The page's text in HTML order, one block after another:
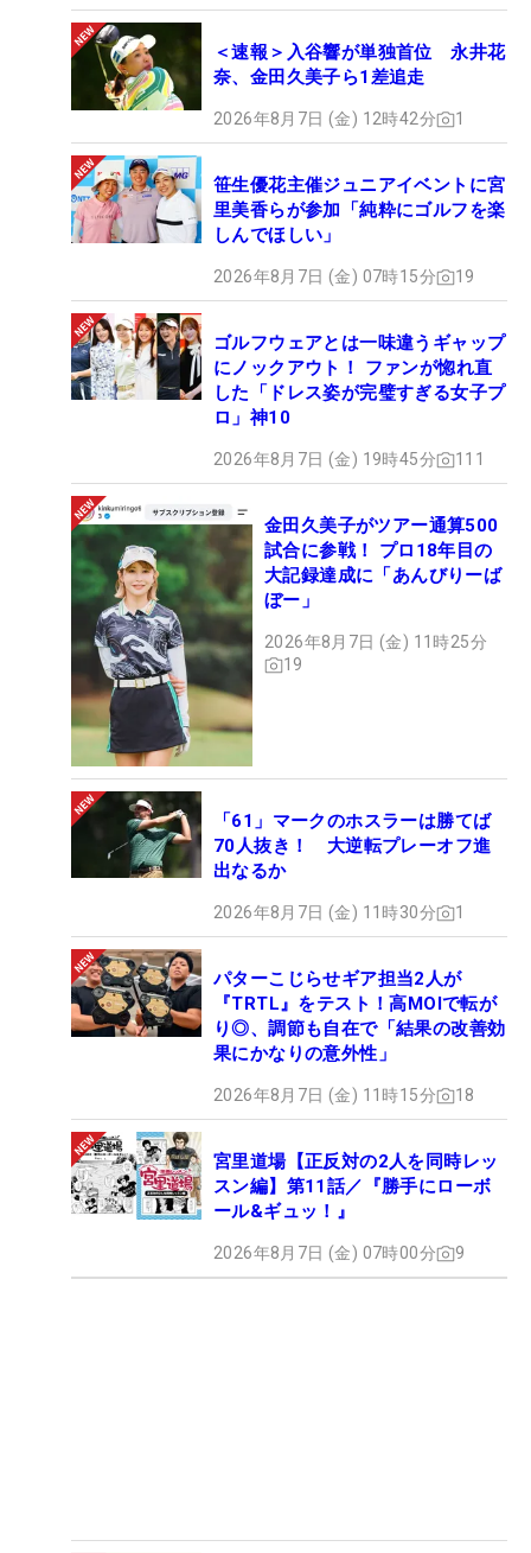
＜速報＞入谷響が単独首位 永井花
奈、金田久美子ら1差追走
2026年8月7日 (金) 12時42分 1
笹生優花主催ジュニアイベントに宮
里美香らが参加「純粋にゴルフを楽
しんでほしい」
2026年8月7日 (金) 07時15分 19
ゴルフウェアとは一味違うギャップ
にノックアウト！ ファンが惚れ直
した「ドレス姿が完璧すぎる女子プ
ロ」神10
2026年8月7日 (金) 19時45分 111
金田久美子がツアー通算500
試合に参戦！ プロ18年目の
大記録達成に「あんびりーば
ぼー」
2026年8月7日 (金) 11時25分
19
「61」マークのホスラーは勝てば
70人抜き！ 大逆転プレーオフ進
出なるか
2026年8月7日 (金) 11時30分 1
パターこじらせギア担当2人が
『TRTL』をテスト！高MOIで転が
り◎、調節も自在で「結果の改善効
果にかなりの意外性」
2026年8月7日 (金) 11時15分 18
宮里道場【正反対の2人を同時レッ
スン編】第11話／『勝手にローボ
ール&ギュッ！』
2026年8月7日 (金) 07時00分 9